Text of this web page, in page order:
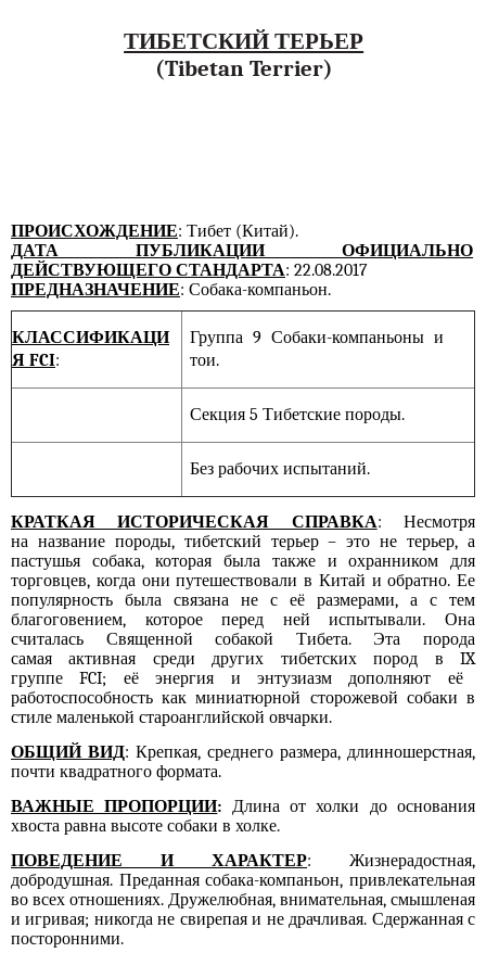
ТИБЕТСКИЙ ТЕРЬЕР
(Tibetan Terrier)
ПРОИСХОЖДЕНИЕ: Тибет (Китай).
ДАТА ПУБЛИКАЦИИ ОФИЦИАЛЬНО
ДЕЙСТВУЮЩЕГО СТАНДАРТА: 22.08.2017
ПРЕДНАЗНАЧЕНИЕ: Собака-компаньон.
КЛАССИФИКАЦИ
Я FCI:
Группа 9 Собаки-компаньоны и
тои.
Секция 5 Тибетские породы.
Без рабочих испытаний.
КРАТКАЯ ИСТОРИЧЕСКАЯ СПРАВКА: Несмотря
на название породы, тибетский терьер – это не терьер, а
пастушья собака, которая была также и охранником для
торговцев, когда они путешествовали в Китай и обратно. Ее
популярность была связана не с её размерами, а с тем
благоговением, котороеперед ней испытывали. Она
считалась Священной собакой Тибета. Эта порода
самаяактивная среди других тибетских пород вIX
группеFCI; её энергия и энтузиазм дополняют её
работоспособность как миниатюрной сторожевой собаки в
стиле маленькой староанглийской овчарки.
ОБЩИЙ ВИД: Крепкая, среднего размера, длинношерстная,
почти квадратного формата.
ВАЖНЫЕ ПРОПОРЦИИ: Длина от холки до основания
хвоста равна высоте собаки в холке.
ПОВЕДЕНИЕ И ХАРАКТЕР: Жизнерадостная,
добродушная. Преданная собака-компаньон, привлекательная
во всех отношениях. Дружелюбная, внимательная, смышленая
и игривая; никогда не свирепая и не драчливая. Сдержанная с
посторонними.